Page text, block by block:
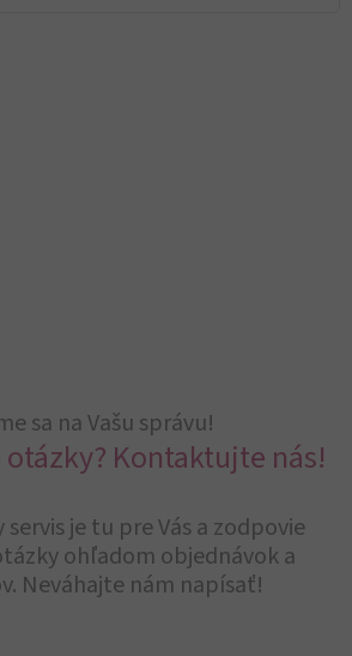
sa na Vašu správu!
Kontaktujte nás!
servis je tu pre Vás a zodpovie
ohľadom objednávok a
Neváhajte nám napísať!